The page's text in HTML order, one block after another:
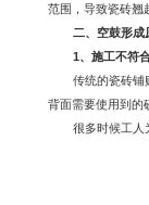
范围，导致瓷砖翘
二、空鼓形成
1、施工不符
传统的瓷砖铺
背面需要使用到的
很多时候工人